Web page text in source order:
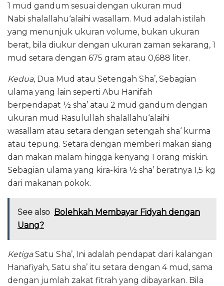
1 mud gandum sesuai dengan ukuran mud
Nabi shalallahu‘alaihi wasallam. Mud adalah istilah
yang menunjuk ukuran volume, bukan ukuran
berat, bila diukur dengan ukuran zaman sekarang, 1
mud setara dengan 675 gram atau 0,688 liter.
Kedua, Dua Mud atau Setengah Sha’, Sebagian
ulama yang lain seperti Abu Hanifah
berpendapat ½ sha’ atau 2 mud gandum dengan
ukuran mud Rasulullah shalallahu‘alaihi
wasallam atau setara dengan setengah sha‘ kurma
atau tepung. Setara dengan memberi makan siang
dan makan malam hingga kenyang 1 orang miskin.
Sebagian ulama yang kira-kira ½ sha’ beratnya 1,5 kg
dari makanan pokok.
See also Bolehkah Membayar Fidyah dengan
Uang?
KetigaSatu Sha’, Ini adalah pendapat dari kalangan
Hanafiyah, Satu sha’ itu setara dengan 4 mud, sama
dengan jumlah zakat fitrah yang dibayarkan. Bila